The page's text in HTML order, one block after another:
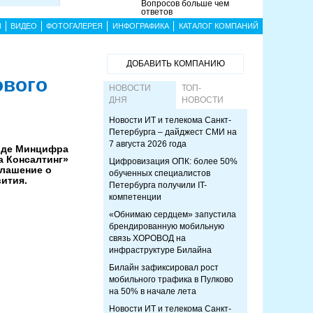
Вопросов больше чем
ответов
ВИДЕО ФОТОГАЛЕРЕЯ ИНФОГРАФИКА КАТАЛОГ КОМПАНИЙ
Минцифра
Консалтинг»
о
ДОБАВИТЬ КОМПАНИЮ
НОВОСТИ
ДНЯ
ТОП-
НОВОСТИ
Новости ИТ и телекома Санкт-
Петербурга – дайджест СМИ на
7 августа 2026 года
Цифровизация ОПК: более 50%
обученных специалистов
Петербурга получили IT-
компетенции
«Обнимаю сердцем» запустила
брендированную мобильную
связь ХОРОВОД на
инфраструктуре Билайна
Билайн зафиксировал рост
мобильного трафика в Пулково
на 50% в начале лета
Новости ИТ и телекома Санкт-